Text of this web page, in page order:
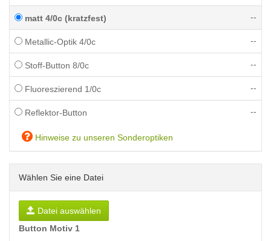
matt 4/0c (kratzfest) --
Metallic-Optik 4/0c --
Stoff-Button 8/0c --
Fluoreszierend 1/0c --
Reflektor-Button --
Hinweise zu unseren Sonderoptiken
Wählen Sie eine Datei
Datei auswählen
Button Motiv 1